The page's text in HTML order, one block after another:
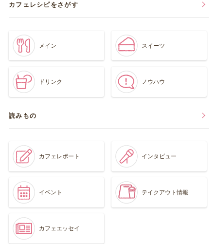
カフェレシピをさがす
メイン スイーツ
ドリンク ノウハウ
読みもの
カフェレポート インタビュー
イベント テイクアウト情報
カフェエッセイ